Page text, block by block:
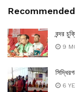
Recommended
বন্দর
9
6